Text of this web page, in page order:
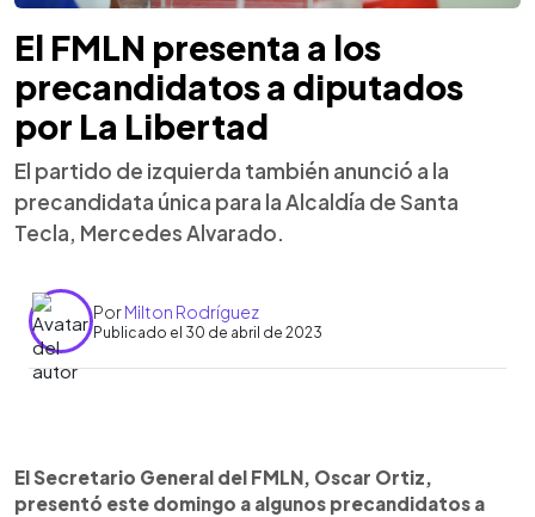
El FMLN presenta a los
precandidatos a diputados
por La Libertad
El partido de izquierda también anunció a la
precandidata única para la Alcaldía de Santa
Tecla, Mercedes Alvarado.
PorMilton Rodríguez
Publicado el 30 de abril de 2023
Escuchar artículo
El Secretario General del FMLN, Oscar Ortiz,
presentó este domingo a algunos precandidatos a